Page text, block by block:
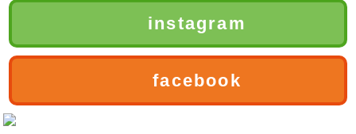
instagram
facebook